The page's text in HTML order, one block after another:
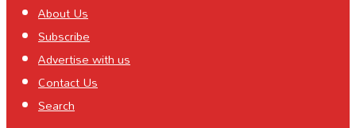
About Us
Subscribe
Advertise with us
Contact Us
Search